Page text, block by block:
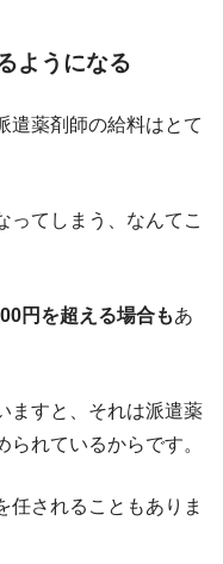
ようになる
遣薬剤師の給料はとて
ってしまう、なんてこ
円を超える場合もあ
ますと、それは派遣薬
れているからです。
任されることもありま